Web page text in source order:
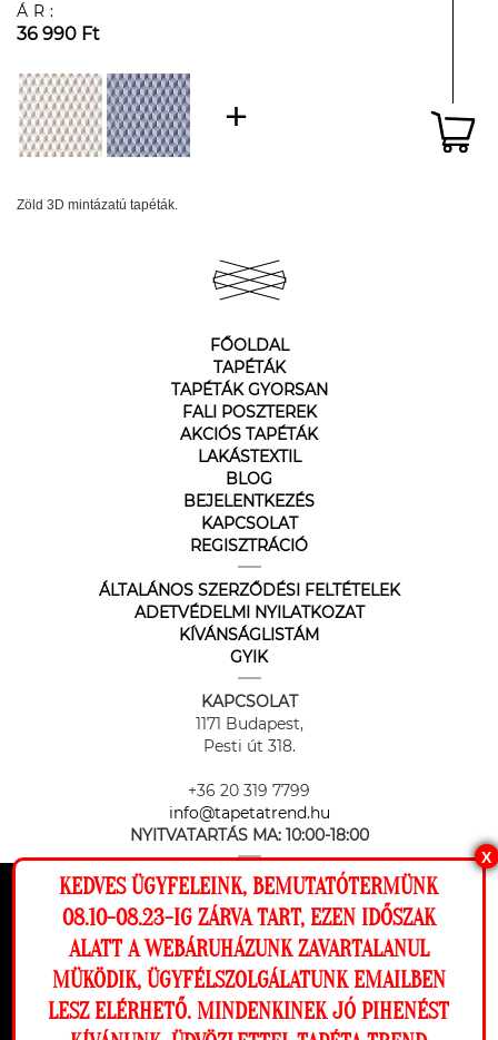
Ez a weboldal cookie-kat használ, hogy a
lehető legjobb élményt nyújtsa honlapunkon.
Beállítások
Elutasítom Engedélyezem
ÁR:
36 990 Ft
Zöld 3D mintázatú tapéták.
FŐOLDAL
TAPÉTÁK
TAPÉTÁK GYORSAN
FALI POSZTEREK
AKCIÓS TAPÉTÁK
LAKÁSTEXTIL
BLOG
BEJELENTKEZÉS
KAPCSOLAT
REGISZTRÁCIÓ
ÁLTALÁNOS SZERZŐDÉSI FELTÉTELEK
ADETVÉDELMI NYILATKOZAT
KÍVÁNSÁGLISTÁM
GYIK
KAPCSOLAT
1171 Budapest,
Pesti út 318.
+36 20 319 7799
info@tapetatrend.hu
NYITVATARTÁS MA: 10:00-18:00
Az online fizetést a Barion Payment Zrt. biztosítja, MNB engedély
száma: H-EN-I-1064/2013
X
KEDVES ÜGYFELEINK, BEMUTATÓTERMÜNK
08.10-08.23-IG ZÁRVA TART, EZEN IDŐSZAK
ALATT A WEBÁRUHÁZUNK ZAVARTALANUL
MÜKÖDIK, ÜGYFÉLSZOLGÁLATUNK EMAILBEN
LESZ ELÉRHETŐ. MINDENKINEK JÓ PIHENÉST